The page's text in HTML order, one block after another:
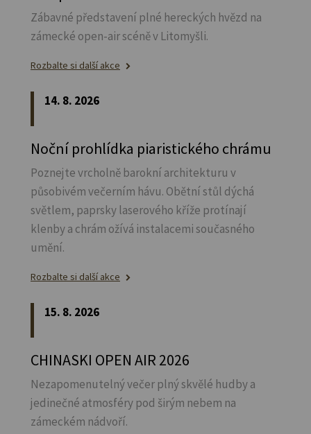
Zábavné představení plné hereckých hvězd na
zámecké open-air scéně v Litomyšli.
Rozbalte si další akce
14. 8. 2026
Noční prohlídka piaristického chrámu
Poznejte vrcholně barokní architekturu v
působivém večerním hávu. Obětní stůl dýchá
světlem, paprsky laserového kříže protínají
klenby a chrám ožívá instalacemi současného
umění.
Rozbalte si další akce
15. 8. 2026
CHINASKI OPEN AIR 2026
Nezapomenutelný večer plný skvělé hudby a
jedinečné atmosféry pod širým nebem na
zámeckém nádvoří.